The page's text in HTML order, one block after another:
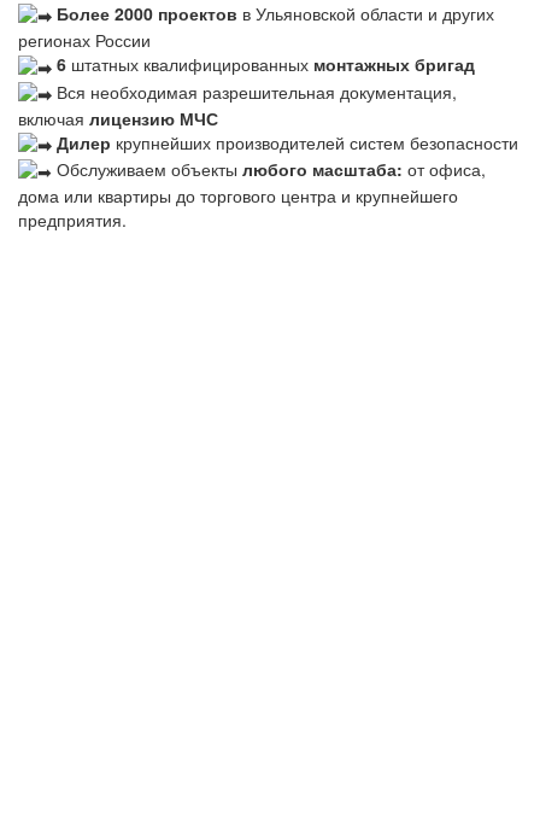
Более 2000 проектов в Ульяновской области и других
регионах России
6 штатных квалифицированных монтажных бригад
Вся необходимая разрешительная документация,
включая лицензию МЧС
Дилер крупнейших производителей систем безопасности
Обслуживаем объекты любого масштаба: от офиса,
дома или квартиры до торгового центра и крупнейшего
предприятия.